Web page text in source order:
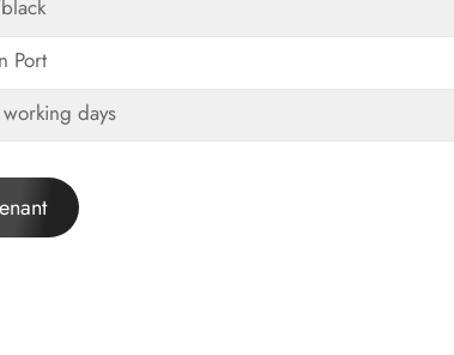
Port
days